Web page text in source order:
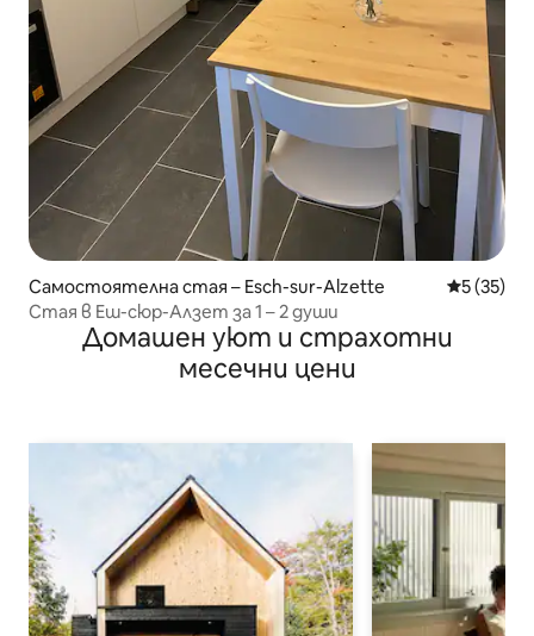
Самостоятелна стая – Esch-sur-Alzette Средна
5 (35)
Стая в Еш-сюр-Алзет за 1 – 2 души
Домашен уют и страхотни
месечни цени